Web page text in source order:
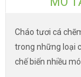
Cháo tươi cá
trong những loại
chế biến nhiều